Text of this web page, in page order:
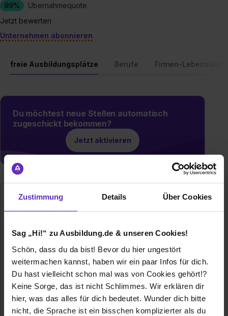
Zustimmung Details Über Cookies
Sag „Hi!“ zu Ausbildung.de & unseren Cookies!
Schön, dass du da bist! Bevor du hier ungestört
weitermachen kannst, haben wir ein paar Infos für dich.
Du hast vielleicht schon mal was von Cookies gehört!?
Keine Sorge, das ist nicht Schlimmes. Wir erklären dir
hier, was das alles für dich bedeutet. Wunder dich bitte
nicht, die Sprache ist ein bisschen komplizierter als du
99%
Übernahmequote
Jetzt bewerten
Unternehmen abonnieren
freie Ausbildungsplätze Berufe Firmen-Lebenslauf
Du möchtest neue Stellen automatisch
zugeschickt bekommen?
Jetzt aktivieren
EINSATZ Creative Production GmbH & Co.
KG
20359 Hamburg
040 376655
E-Mail anzeigen
Gründungsjahr 1982
Mitarbeiter 50